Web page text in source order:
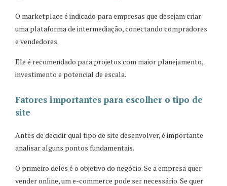
O marketplace é indicado para empresas que desejam criar
uma plataforma de intermediação, conectando compradores
e vendedores.
Ele é recomendado para projetos com maior planejamento,
investimento e potencial de escala.
Fatores importantes para escolher o tipo de
site
Antes de decidir qual tipo de site desenvolver, é importante
analisar alguns pontos fundamentais.
O primeiro deles é o objetivo do negócio. Se a empresa quer
vender online, um e-commerce pode ser necessário. Se quer